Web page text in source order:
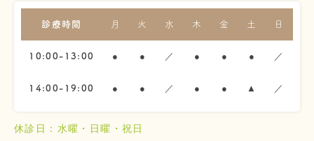
診療時間 月 火 水 木 金 土 日
10:00-13:00 ● ● ／ ● ● ● ／
14:00-19:00 ● ● ／ ● ● ▲ ／
休診日：水曜・日曜・祝日